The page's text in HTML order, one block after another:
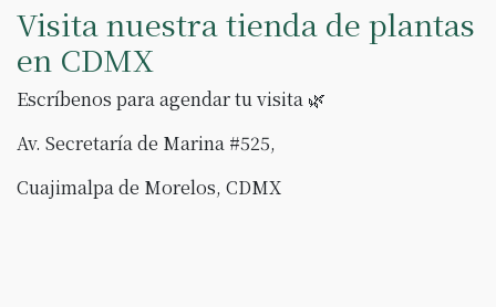
Visita nuestra tienda de plantas
en CDMX
Escríbenos para agendar tu visita 🌿
Av. Secretaría de Marina #525,
Cuajimalpa de Morelos, CDMX